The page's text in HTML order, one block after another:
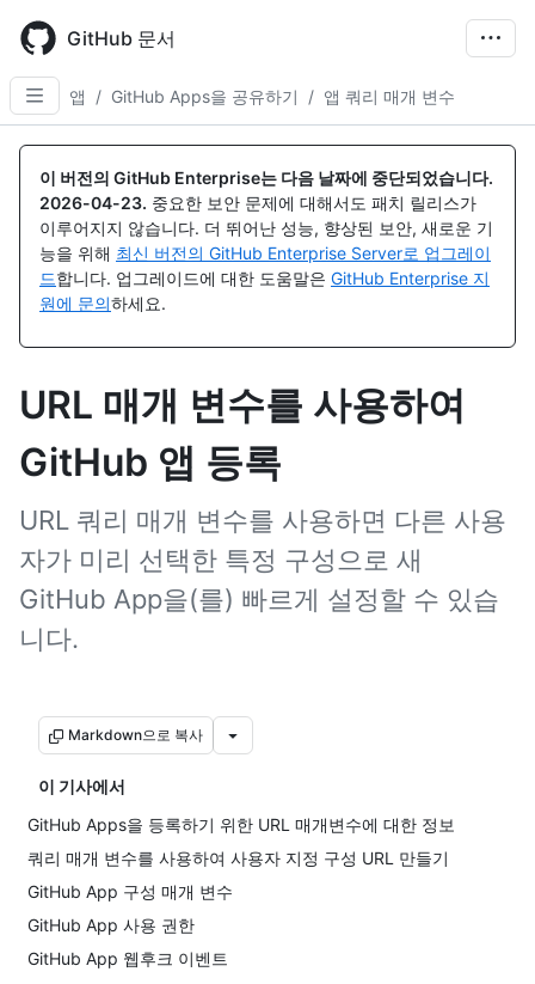
main
content
GitHub 문서
앱 / GitHub Apps을 공유하기 / 앱 쿼리 매개 변수
이 버전의 GitHub Enterprise는 다음 날짜에 중단되었습니다.
2026-04-23. 중요한 보안 문제에 대해서도 패치 릴리스가
이루어지지 않습니다. 더 뛰어난 성능, 향상된 보안, 새로운 기
능을 위해 최신 버전의 GitHub Enterprise Server로 업그레이
드합니다. 업그레이드에 대한 도움말은 GitHub Enterprise 지
원에 문의하세요.
URL 매개 변수를 사용하여
GitHub 앱 등록
URL 쿼리 매개 변수를 사용하면 다른 사용
자가 미리 선택한 특정 구성으로 새
GitHub App을(를) 빠르게 설정할 수 있습
니다.
Markdown으로 복사
이 기사에서
GitHub Apps을 등록하기 위한 URL 매개변수에 대한 정보
쿼리 매개 변수를 사용하여 사용자 지정 구성 URL 만들기
GitHub App 구성 매개 변수
GitHub App 사용 권한
GitHub App 웹후크 이벤트